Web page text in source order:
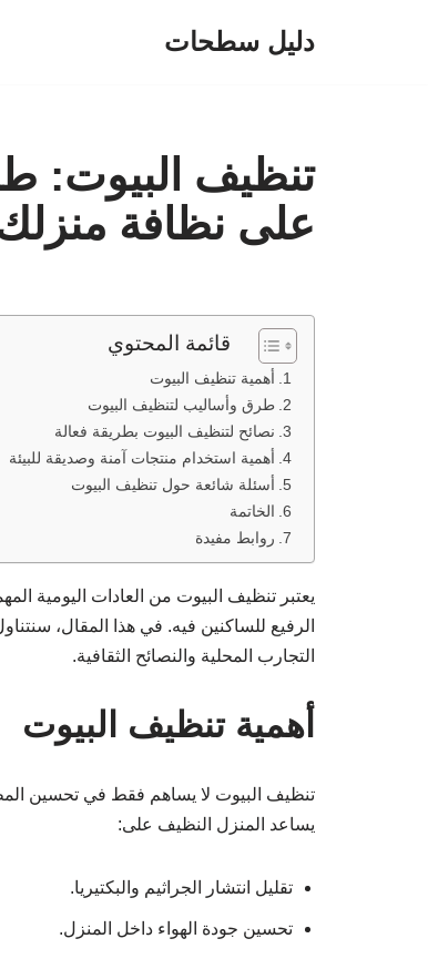
دليل سطحات
تنظيف البيوت:
على نظافة
قائمة المحتوي
أهمية تنظيف البيوت
طرق وأساليب لتنظيف البيوت
نصائح لتنظيف البيوت بطريقة فعالة
أهمية استخدام منتجات آمنة وصديقة للبيئة
أسئلة شائعة حول تنظيف البيوت
الخاتمة
روابط مفيدة
يعتبر تنظيف البيوت من العادات اليومية
الرفيع للساكنين فيه. في هذا المقال،
التجارب المحلية والنصائح الثقافية.
أهمية تنظيف البيوت
تنظيف البيوت لا يساهم فقط في تحسين
يساعد المنزل النظيف على:
تقليل انتشار الجراثيم والبكتيريا.
تحسين جودة الهواء داخل المنزل.